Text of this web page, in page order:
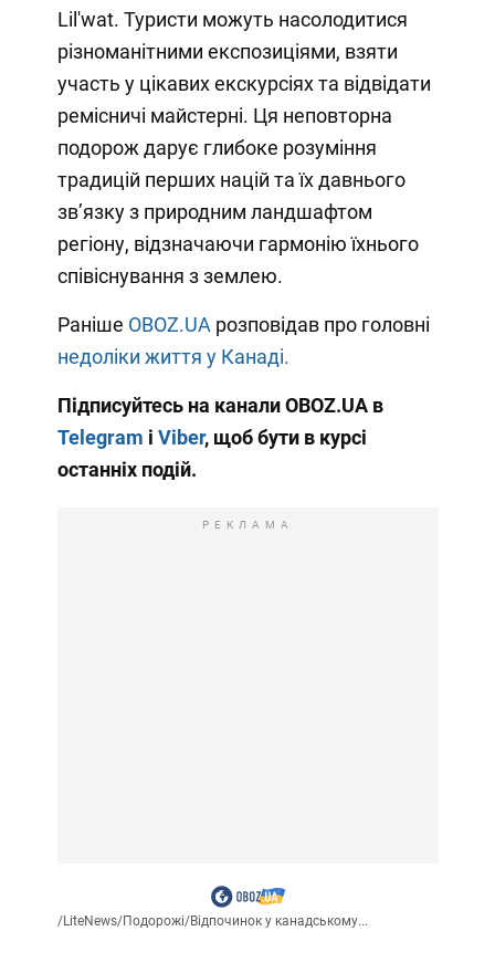
Lil'wat. Туристи можуть насолодитися
різноманітними експозиціями, взяти
участь у цікавих екскурсіях та відвідати
ремісничі майстерні. Ця неповторна
подорож дарує глибоке розуміння
традицій перших націй та їх давнього
зв’язку з природним ландшафтом
регіону, відзначаючи гармонію їхнього
співіснування з землею.
Раніше OBOZ.UA розповідав про головні
недоліки життя у Канаді.
Підписуйтесь на канали OBOZ.UA в
Telegram і Viber, щоб бути в курсі
останніх подій.
РЕКЛАМА
/LiteNews/Подорожі/Відпочинок у канадському...